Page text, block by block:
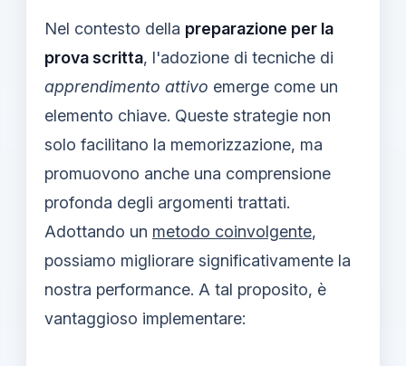
Nel contesto della preparazione per la
prova scritta, l'adozione di tecniche di
apprendimento attivo emerge come un
elemento chiave. Queste strategie non
solo facilitano la memorizzazione, ma
promuovono anche una comprensione
profonda degli argomenti trattati.
Adottando un metodo coinvolgente,
possiamo migliorare significativamente la
nostra performance. A tal proposito, è
vantaggioso implementare: